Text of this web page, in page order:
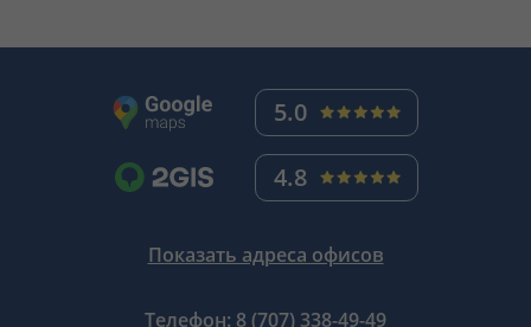
5.0
4.8
Показать адреса офисов
Телефон: 8 (707) 338-49-49